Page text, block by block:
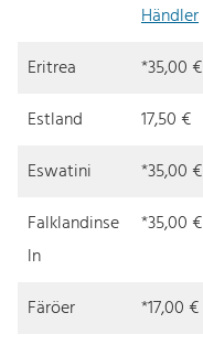
Händler
Eritrea
*35,00 €
Estland
17,50 €
Eswatini
*35,00 €
Falklandinse
ln
*35,00 €
Färöer *17,00 €